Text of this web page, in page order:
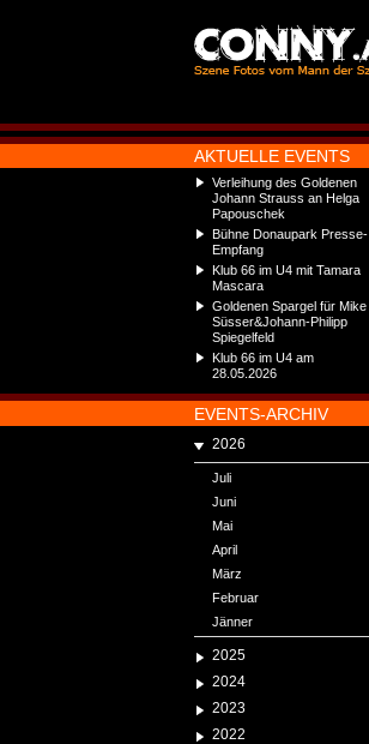
AKTUELLE EVENTS
Verleihung des Goldenen
Johann Strauss an Helga
Papouschek
Bühne Donaupark Presse-
Empfang
Klub 66 im U4 mit Tamara
Mascara
Goldenen Spargel für Mike
Süsser&Johann-Philipp
Spiegelfeld
Klub 66 im U4 am
28.05.2026
EVENTS-ARCHIV
2026
Juli
Juni
Mai
April
März
Februar
Jänner
2025
2024
2023
2022